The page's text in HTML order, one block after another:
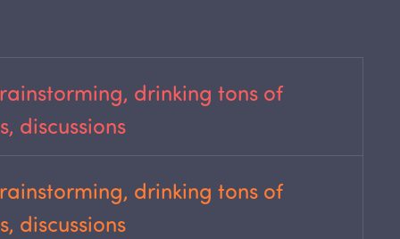
drinking tons of
discussions
drinking tons of
discussions